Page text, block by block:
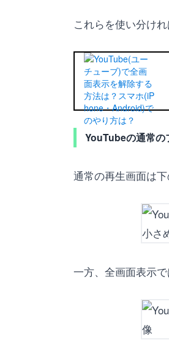
これらを使い分け
YouTubeの通常の
通常の再生画面は
一方、全画面表示